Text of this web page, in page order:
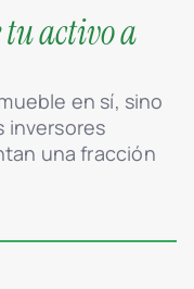
tu activo a
en sí, sino
inversores
una fracción